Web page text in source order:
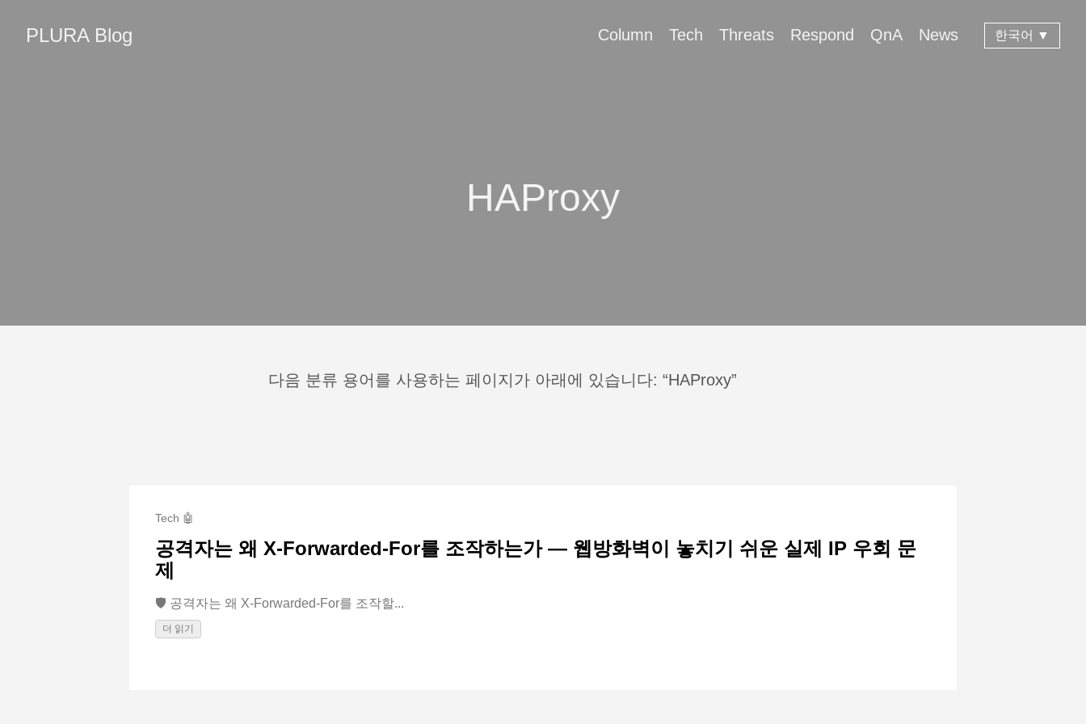
PLURA Blog Column Tech Threats Respond QnA News 한국어 ▼
HAProxy
다음 분류 용어를 사용하는 페이지가 아래에 있습니다: “HAProxy”
Tech 🤖
공격자는 왜 X-Forwarded-For를 조작하는가 — 웹방화벽이 놓치기 쉬운 실제 IP 우회 문
제
🛡️ 공격자는 왜 X-Forwarded-For를 조작할...
더 읽기